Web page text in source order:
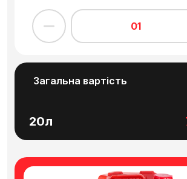
01
Загальна вартість
20л